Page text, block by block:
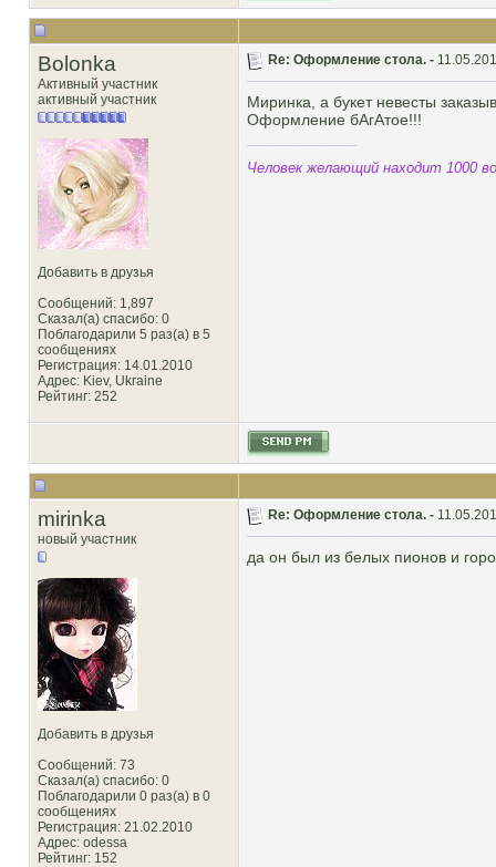
Bolonka
Активный участник
активный участник
Добавить в друзья
Сообщений: 1,897
Сказал(а) спасибо: 0
Поблагодарили 5 раз(а) в 5
сообщениях
Регистрация: 14.01.2010
Адрес: Kiev, Ukraine
Рейтинг: 252
Re: Оформление стола. -
Миринка, а букет невесты
Оформление бАгАтое!!!
Человек желающий находит 1000
mirinka
новый участник
Добавить в друзья
Сообщений: 73
Сказал(а) спасибо: 0
Поблагодарили 0 раз(а) в 0
сообщениях
Регистрация: 21.02.2010
Адрес: odessa
Рейтинг: 152
Re: Оформление стола. -
да он был из белых пионов и